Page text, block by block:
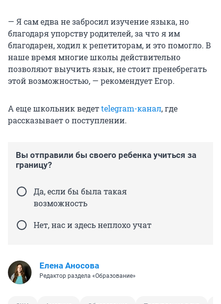
— Я сам едва не забросил изучение языка, но
благодаря упорству родителей, за что я им
благодарен, ходил к репетиторам, и это помогло. В
наше время многие школы действительно
позволяют выучить язык, не стоит пренебрегать
этой возможностью, — рекомендует Егор.
А еще школьник ведетtelegram-канал, где
рассказывает о поступлении.
Вы отправили бы своего ребенка учиться за
границу?
Да, если бы была такая
возможность
Нет, нас и здесь неплохо учат
Елена Аносова
Редактор раздела «Образование»